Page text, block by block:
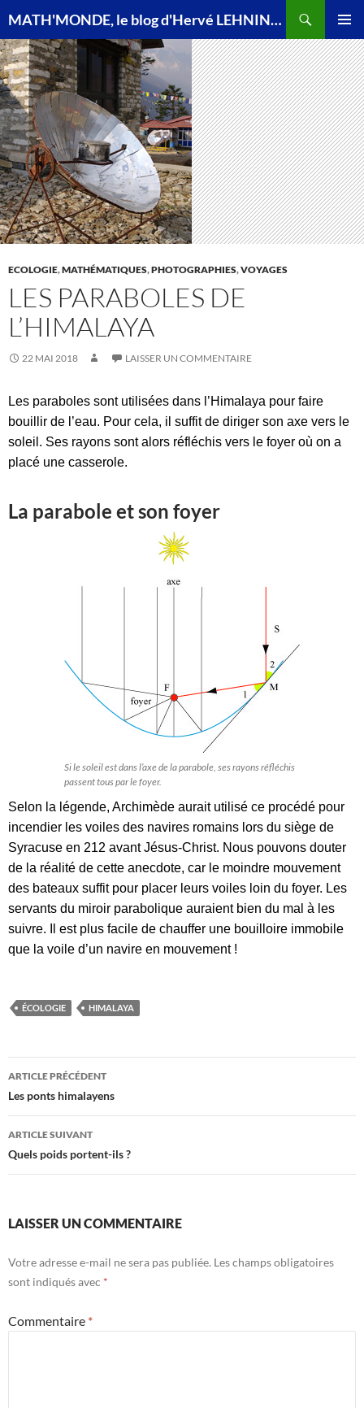
MATH'MONDE, le blog d'Hervé LEHNING, agrégé de mathématiques
MENU
AU
CONTENU
ECOLOGIE,MATHÉMATIQUES,PHOTOGRAPHIES,VOYAGES
LES PARABOLES DE
L’HIMALAYA
22 MAI 2018 LAISSER UN COMMENTAIRE
Les paraboles sont utilisées dans l’Himalaya pour faire
bouillir de l’eau. Pour cela, il suffit de diriger son axe vers le
soleil. Ses rayons sont alors réfléchis vers le foyer où on a
placé une casserole.
La parabole et son foyer
Si le soleil est dans l’axe de la parabole, ses rayons réfléchis
passent tous par le foyer.
Selon la légende, Archimède aurait utilisé ce procédé pour
incendier les voiles des navires romains lors du siège de
Syracuse en 212 avant Jésus-Christ. Nous pouvons douter
de la réalité de cette anecdote, car le moindre mouvement
des bateaux suffit pour placer leurs voiles loin du foyer. Les
servants du miroir parabolique auraient bien du mal à les
suivre. Il est plus facile de chauffer une bouilloire immobile
que la voile d’un navire en mouvement !
ÉCOLOGIE HIMALAYA
Navigation
des
articles
ARTICLE PRÉCÉDENT
Les ponts himalayens
ARTICLE SUIVANT
Quels poids portent-ils ?
LAISSER UN COMMENTAIRE
Votre adresse e-mail ne sera pas publiée. Les champs obligatoires
sont indiqués avec *
Commentaire *